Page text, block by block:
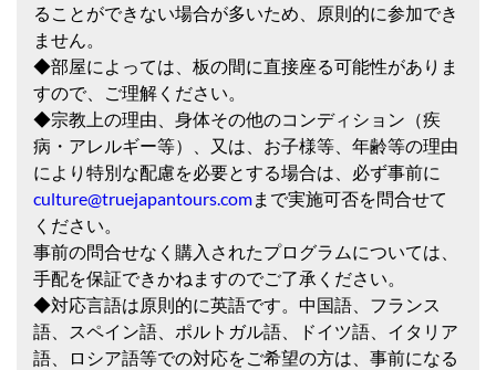
ることができない場合が多いため、原則的に参加でき
ません。
◆部屋によっては、板の間に直接座る可能性がありま
すので、ご理解ください。
◆宗教上の理由、身体その他のコンディション（疾
病・アレルギー等）、又は、お子様等、年齢等の理由
により特別な配慮を必要とする場合は、必ず事前に
culture@truejapantours.comまで実施可否を問合せて
ください。
事前の問合せなく購入されたプログラムについては、
手配を保証できかねますのでご了承ください。
◆対応言語は原則的に英語です。中国語、フランス
語、スペイン語、ポルトガル語、ドイツ語、イタリア
語、ロシア語等での対応をご希望の方は、事前になる